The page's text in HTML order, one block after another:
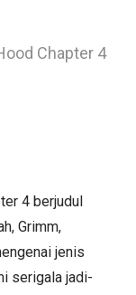
Chapter 4
4 berjudul
Grimm,
jenis
serigala jadi-